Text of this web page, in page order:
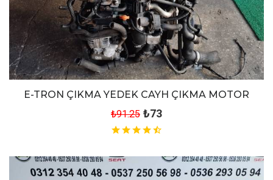
E-TRON ÇIKMA YEDEK CAYH ÇIKMA MOTOR
₺91.25 ₺73